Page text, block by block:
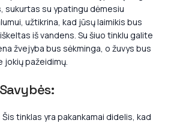
sukurtas su ypatingu dėmesiu
užtikrina, kad jūsų laimikis bus
iš vandens. Su šiuo tinklu galite
žvejyba bus sėkminga, o žuvys bus
jokių pažeidimų.
Šis tinklas yra pakankamai didelis, kad